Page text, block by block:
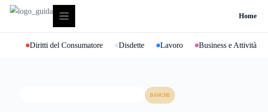
contenuto
Home
Diritti del Consumatore Disdette Lavoro Business e Attività
BANCHE